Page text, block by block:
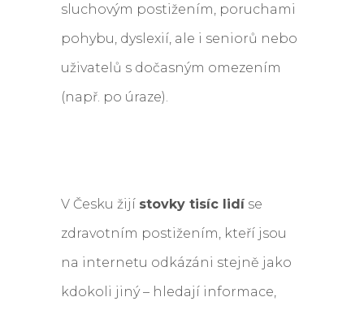
sluchovým postižením, poruchami
pohybu, dyslexií, ale i seniorů nebo
uživatelů s dočasným omezením
(např. po úraze).
V Česku žijí stovky tisíc lidíse
zdravotním postižením, kteří jsou
na internetu odkázáni stejně jako
kdokoli jiný – hledají informace,